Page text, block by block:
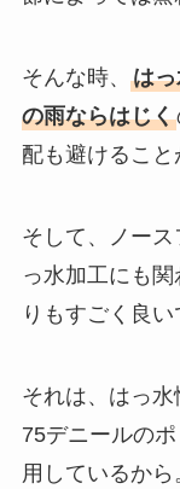
そんな時、 は
の雨ならはじく
配も避けること
そして、ノー
っ水加工にも
りもすごく良い
それは、はっ
75デニールの
用しているから